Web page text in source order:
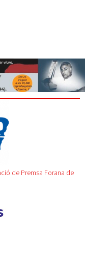
de Premsa Forana de